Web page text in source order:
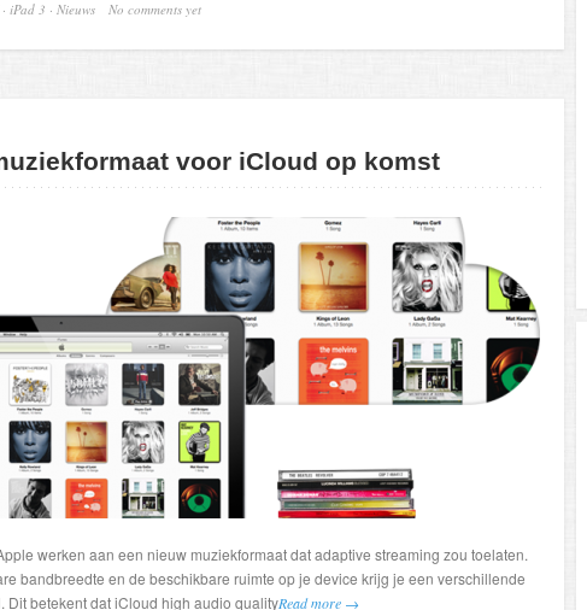
· iPad 3 · Nieuws No comments yet
voor iCloud op komst
werken aan een nieuw muziekformaat dat adaptive streaming zou toelaten.
bandbreedte en de beschikbare ruimte op je device krijg je een verschillende
Dit betekent dat iCloud high audio qualityRead more →